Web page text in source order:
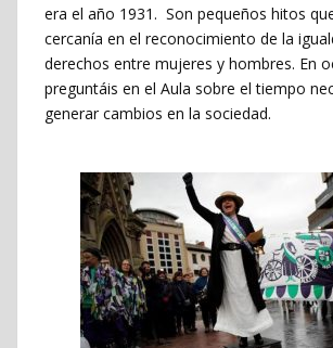
era el año 1931. Son pequeños hitos
cercanía en el reconocimiento de la
derechos entre mujeres y hombres. En
preguntáis en el Aula sobre el tiempo
generar cambios en la sociedad.